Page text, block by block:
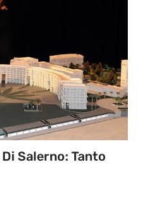
Salerno: Tanto